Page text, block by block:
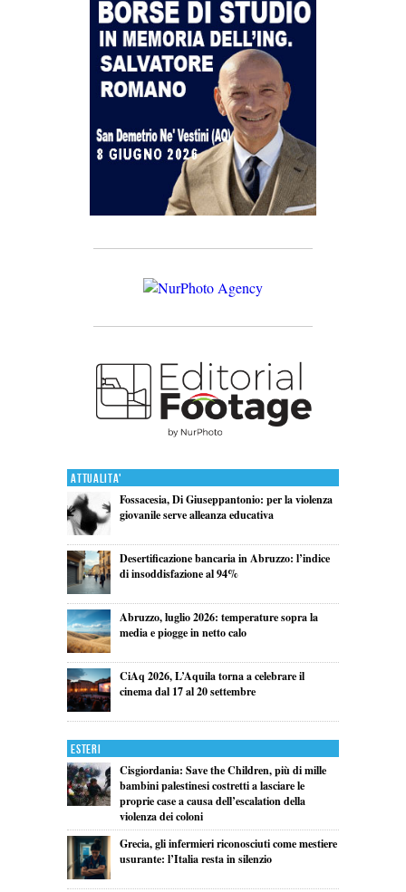
Attualita'
Fossacesia, Di Giuseppantonio: per la violenza
giovanile serve alleanza educativa
Desertificazione bancaria in Abruzzo: l’indice
di insoddisfazione al 94%
Abruzzo, luglio 2026: temperature sopra la
media e piogge in netto calo
CiAq 2026, L’Aquila torna a celebrare il
cinema dal 17 al 20 settembre
Esteri
Cisgiordania: Save the Children, più di mille
bambini palestinesi costretti a lasciare le
proprie case a causa dell’escalation della
violenza dei coloni
Grecia, gli infermieri riconosciuti come mestiere
usurante: l’Italia resta in silenzio